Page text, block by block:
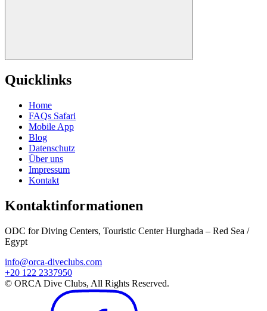
Quicklinks
Home
FAQs Safari
Mobile App
Blog
Datenschutz
Über uns
Impressum
Kontakt
Kontaktinformationen
ODC for Diving Centers, Touristic Center Hurghada – Red Sea /
Egypt
info@orca-diveclubs.com
+20 122 2337950
© ORCA Dive Clubs, All Rights Reserved.